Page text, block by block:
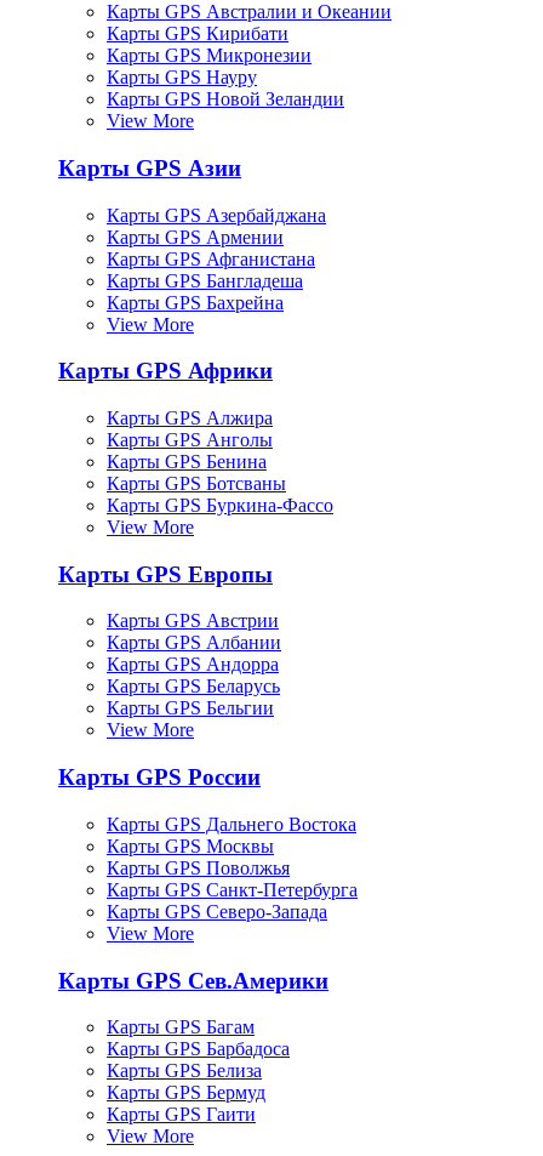
Карты GPS Австралии и Океании
Карты GPS Кирибати
Карты GPS Микронезии
Карты GPS Науру
Карты GPS Новой Зеландии
View More
Карты GPS Азии
Карты GPS Азербайджана
Карты GPS Армении
Карты GPS Афганистана
Карты GPS Бангладеша
Карты GPS Бахрейна
View More
Карты GPS Африки
Карты GPS Алжира
Карты GPS Анголы
Карты GPS Бенина
Карты GPS Ботсваны
Карты GPS Буркина-Фассо
View More
Карты GPS Европы
Карты GPS Австрии
Карты GPS Албании
Карты GPS Андорра
Карты GPS Беларусь
Карты GPS Бельгии
View More
Карты GPS России
Карты GPS Дальнего Востока
Карты GPS Москвы
Карты GPS Поволжья
Карты GPS Санкт-Петербурга
Карты GPS Северо-Запада
View More
Карты GPS Сев.Америки
Карты GPS Багам
Карты GPS Барбадоса
Карты GPS Белиза
Карты GPS Бермуд
Карты GPS Гаити
View More